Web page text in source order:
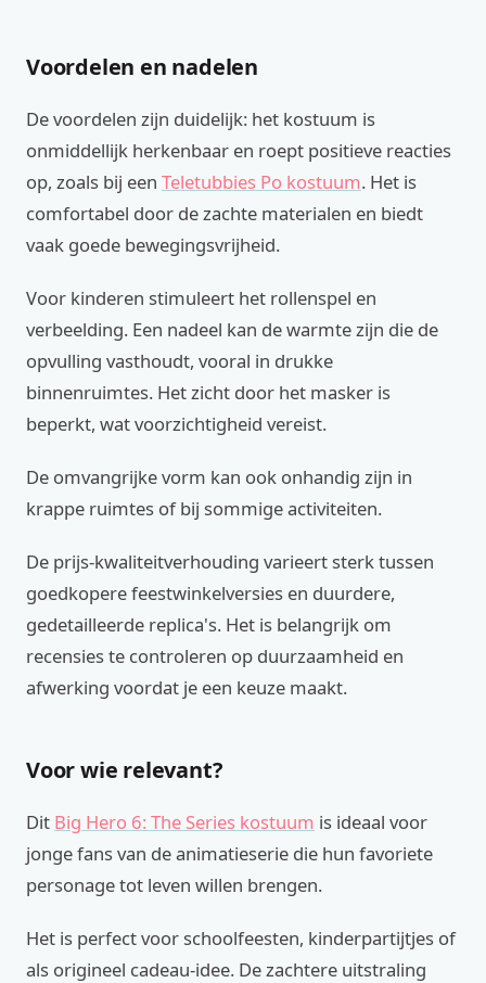
Voordelen en nadelen
De voordelen zijn duidelijk: het kostuum is
onmiddellijk herkenbaar en roept positieve reacties
op, zoals bij een Teletubbies Po kostuum. Het is
comfortabel door de zachte materialen en biedt
vaak goede bewegingsvrijheid.
Voor kinderen stimuleert het rollenspel en
verbeelding. Een nadeel kan de warmte zijn die de
opvulling vasthoudt, vooral in drukke
binnenruimtes. Het zicht door het masker is
beperkt, wat voorzichtigheid vereist.
De omvangrijke vorm kan ook onhandig zijn in
krappe ruimtes of bij sommige activiteiten.
De prijs-kwaliteitverhouding varieert sterk tussen
goedkopere feestwinkelversies en duurdere,
gedetailleerde replica's. Het is belangrijk om
recensies te controleren op duurzaamheid en
afwerking voordat je een keuze maakt.
Voor wie relevant?
Dit Big Hero 6: The Series kostuum is ideaal voor
jonge fans van de animatieserie die hun favoriete
personage tot leven willen brengen.
Het is perfect voor schoolfeesten, kinderpartijtjes of
als origineel cadeau-idee. De zachtere uitstraling